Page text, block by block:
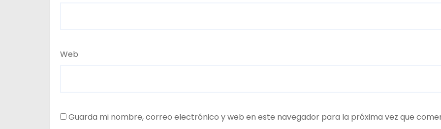
Web
Guarda mi nombre, correo electrónico y web en este navegador para la próxima vez que